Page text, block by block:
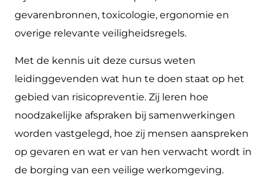
gevarenbronnen, toxicologie, ergonomie en
overige relevante veiligheidsregels.
Met de kennis uit deze cursus weten
leidinggevenden wat hun te doen staat op het
gebied van risicopreventie. Zij leren hoe
noodzakelijke afspraken bij samenwerkingen
worden vastgelegd, hoe zij mensen aanspreken
op gevaren en wat er van hen verwacht wordt in
de borging van een veilige werkomgeving.